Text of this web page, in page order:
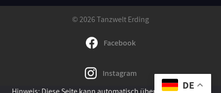
© 2026 Tanzwelt Erding
Facebook
Instagram
DE